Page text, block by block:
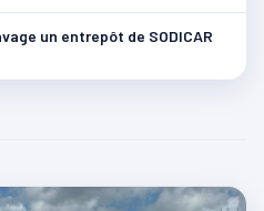
un entrepôt de SODICAR